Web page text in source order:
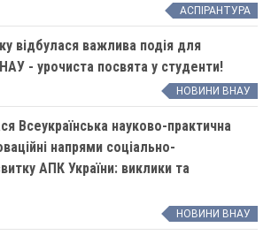
АСПІРАНТУРА
відбулася важлива подія для
- урочиста посвята у студенти!
НОВИНИ ВНАУ
Всеукраїнська науково-практична
напрями соціально-
АПК України: виклики та
НОВИНИ ВНАУ